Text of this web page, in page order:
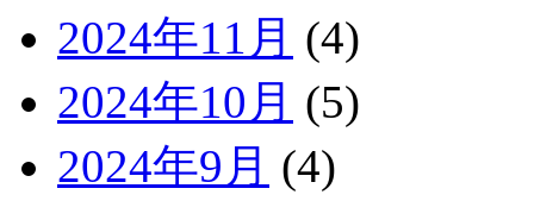
2024年11月 (4)
2024年10月 (5)
2024年9月 (4)